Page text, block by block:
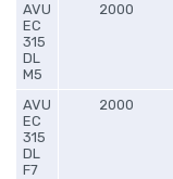
AVU
EC
315
DL
M5
2000
AVU
EC
315
DL
F7
2000